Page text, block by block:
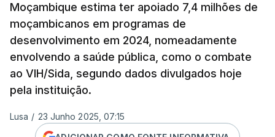
Moçambique estima ter apoiado 7,4 milhões de
moçambicanos em programas de
desenvolvimento em 2024, nomeadamente
envolvendo a saúde pública, como o combate
ao VIH/Sida, segundo dados divulgados hoje
pela instituição.
Lusa / 23 Junho 2025, 07:15